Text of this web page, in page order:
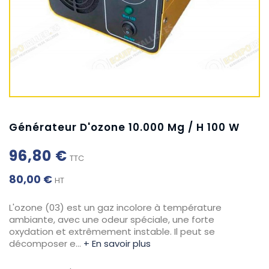
Générateur D'ozone 10.000 Mg / H 100 W
96,80 € TTC
80,00 € HT
L'ozone (03) est un gaz incolore à température
ambiante, avec une odeur spéciale, une forte
oxydation et extrêmement instable. Il peut se
décomposer e… + En savoir plus